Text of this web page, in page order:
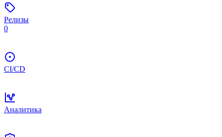
Релизы
0
CI/CD
Аналитика